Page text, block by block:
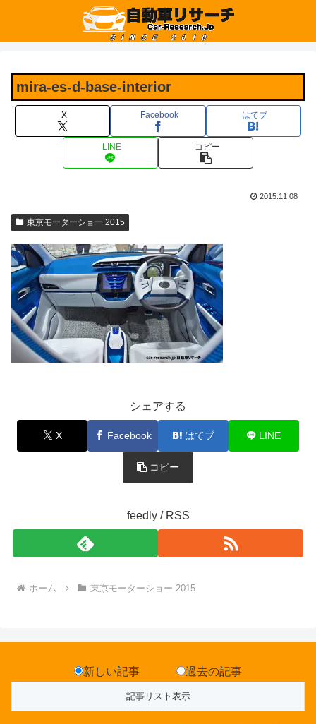
mira-es-d-base-interior
X Facebook はてブ
LINE コピー
2015.11.08
東京モーターショー 2015
シェアする
X Facebook はてブ LINE
コピー
feedly / RSS
ホーム 東京モーターショー 2015
新しい記事 過去の記事